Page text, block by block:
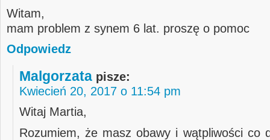
Witam,
mam problem z synem 6 lat. proszę o pomoc
Odpowiedz
Malgorzata pisze:
Kwiecień 20, 2017 o 11:54 pm
Witaj Martia,
Rozumiem, że masz obawy i wątpliwości co